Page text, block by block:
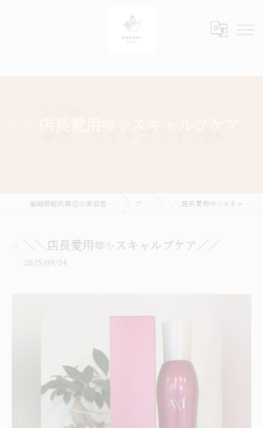
＼＼店長愛用🫶✨️スキャルプケア／
／
福岡県姪浜周辺の美容室ならENONN+ ブログ ＼＼店長愛用🫶✨️スキャルプケア／／
＼＼店長愛用🫶✨️スキャルプケア／／
2025/09/24